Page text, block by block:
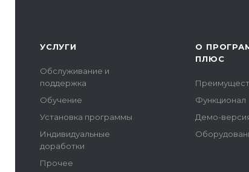
УСЛУГИ
Обслуживание и
поддержка
Обучение
Установка программы
Индивидуальные
доработки
Прочее
О
ПЛЮС
Функционал
Демо-